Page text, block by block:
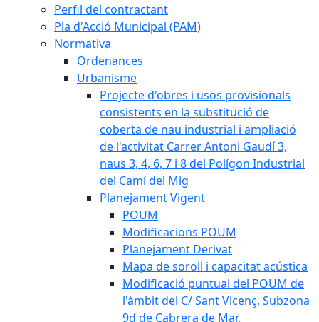
Perfil del contractant
Pla d'Acció Municipal (PAM)
Normativa
Ordenances
Urbanisme
Projecte d'obres i usos provisionals
consistents en la substitució de
coberta de nau industrial i ampliació
de l'activitat Carrer Antoni Gaudí 3,
naus 3, 4, 6, 7 i 8 del Polígon Industrial
del Camí del Mig
Planejament Vigent
POUM
Modificacions POUM
Planejament Derivat
Mapa de soroll i capacitat acústica
Modificació puntual del POUM de
l'àmbit del C/ Sant Vicenç, Subzona
9d de Cabrera de Mar.